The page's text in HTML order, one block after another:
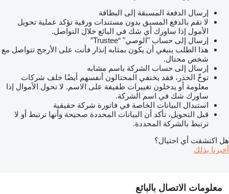
إرسال الدفعة المسبقة إلى البطاقة
لا تقم بالدفع المسبق بدون مستندات ورقية تؤكد عملية تحويل
الأمول إذا ساورك أي شك في البائع خلال التواصل.
إرسال إلى حساب "الوصي" “Trustee”
هذا الطلب ينبغي أن يكون بمثابه إنذار فأنت على الأرجح تتواصل مع
شخص محتال.
إرسال إلى حساب الشركة باسم مشابه
توخّ الحذر، فقد يختفي المحتالون أنفسهم أيضًا خلف شركات
معلومة أو يدخلون تغييرات طفيفة على الاسم. لا تحول الأموال إذا
ساورك شك في اسم الشركة.
استبدال البيانات الخاصة في فاتورة شركة حقيقية
قبل التحويل، تأكد أن البيانات المحددة صحيحة وأنها ترتبط أو لا
ترتبط بالشركة المحددة.
هل اكتشفت أي احتيال؟
أخبرنا بذلك
معلومات الاتصال بالبائع